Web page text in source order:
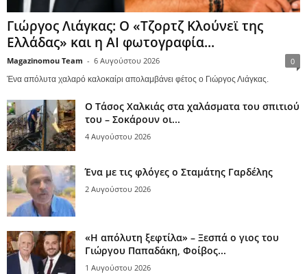
Γιώργος Λιάγκας: Ο «Τζορτζ Κλούνεϊ της
Ελλάδας» και η AI φωτογραφία...
Magazinomou Team - 6 Αυγούστου 2026 0
Ένα απόλυτα χαλαρό καλοκαίρι απολαμβάνει φέτος ο Γιώργος Λιάγκας.
Ο Τάσος Χαλκιάς στα χαλάσματα του σπιτιού
του – Σοκάρουν οι...
4 Αυγούστου 2026
Ένα με τις φλόγες ο Σταμάτης Γαρδέλης
2 Αυγούστου 2026
«Η απόλυτη ξεφτίλα» – Ξεσπά ο γιος του
Γιώργου Παπαδάκη, Φοίβος...
1 Αυγούστου 2026